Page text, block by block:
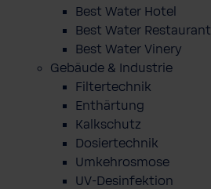
Best Water Hotel
Best Water Restaurant
Best Water Vinery
Gebäude & Industrie
Filtertechnik
Enthärtung
Kalkschutz
Dosiertechnik
Umkehrosmose
UV-Desinfektion